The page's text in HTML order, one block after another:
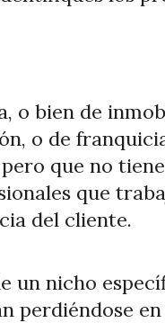
o bien de
o de
que no
que
del cliente.
un nicho
perdiéndose en